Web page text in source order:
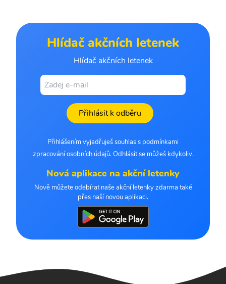
Hlídač akčních letenek
Hlídač akčních letenek
Přihlásit k odběru
Přihlášením vyjadřuješ souhlas s podmínkami
zpracování osobních údajů. Odhlásit se můžeš kdykoliv.
Nová aplikace na akční letenky
Nově můžete odebírat naše akční letenky zdarma také
přes naší novou aplikaci.